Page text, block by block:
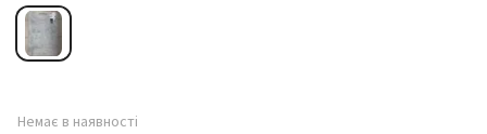
Немає в наявності